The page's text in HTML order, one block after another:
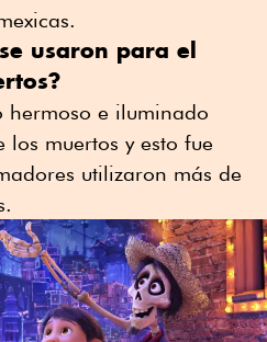
usaron para el
hermoso e iluminado
muertos y esto fue
utilizaron más de